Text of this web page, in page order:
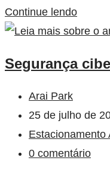
Continue lendo
Segurança
Arai Park
25 de julho de
Estacionamento
0 comentário